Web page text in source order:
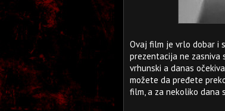
Ovaj film je vrlo dobar i
prezentacija ne zasniva
vrhunski a danas
možete da pređete
film, a za nekoliko dana